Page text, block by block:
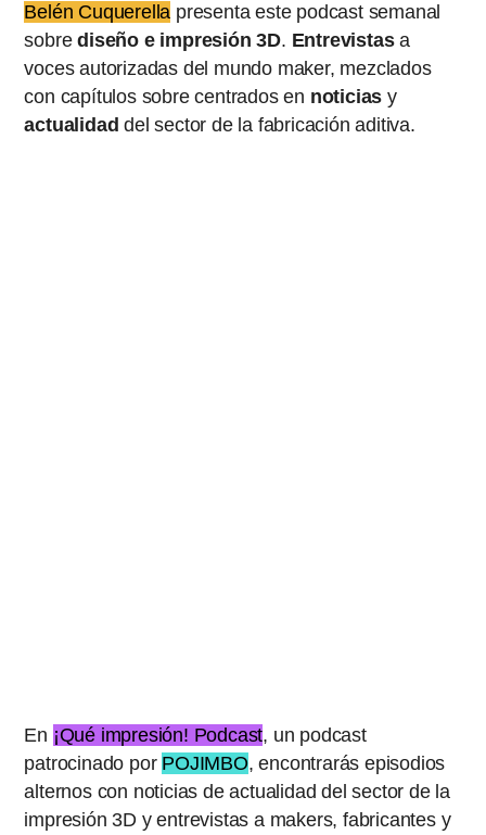
Belén Cuquerella presenta este podcast semanal
sobrediseño e impresión 3D. Entrevistasa
voces autorizadas del mundo maker, mezclados
con capítulos sobre centrados en noticias y
actualidad del sector de la fabricación aditiva.
En ¡Qué impresión! Podcast, un podcast
patrocinado por POJIMBO, encontrarás episodios
alternos con noticias de actualidad del sector de la
impresión 3D y entrevistas a makers, fabricantes y